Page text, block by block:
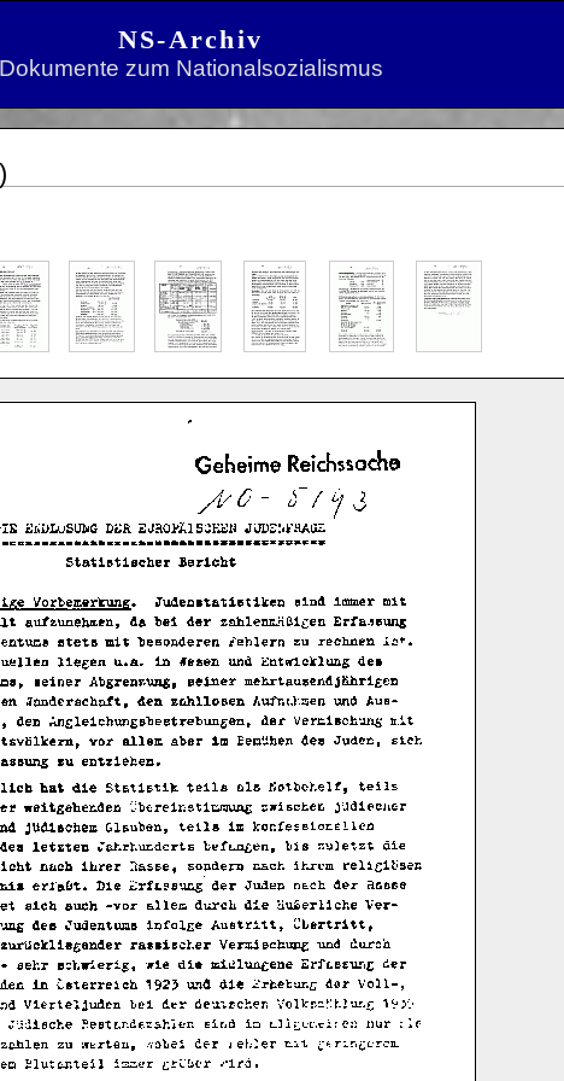
NS-Archiv
Dokumente zum Nationalsozialismus